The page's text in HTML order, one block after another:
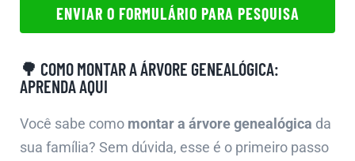
🌳 COMO MONTAR A ÁRVORE GENEALÓGICA:
APRENDA AQUI
Você sabe como montar a árvore genealógica da
sua família? Sem dúvida, esse é o primeiro passo